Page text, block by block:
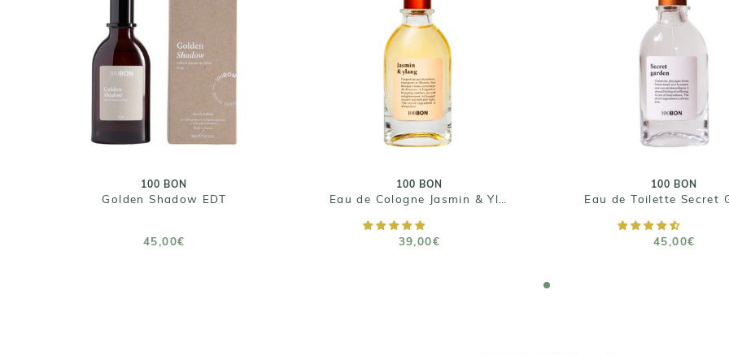
100 BON
Golden Shadow EDT
45,00€
Golden Shadow EDT
45,00€
Taille : 50ml
100 BON
39,00€
100 BON
Eau de Cologne Jasmin &
Ylang Solaire
39,00€
Taille : 50ml
AJOUTER AU PANIER
100 BON
45,00€
100 BON
Eau de Toilette
Garden
45,00€
Taille : 50 mL
AJOUTER AU PANIER